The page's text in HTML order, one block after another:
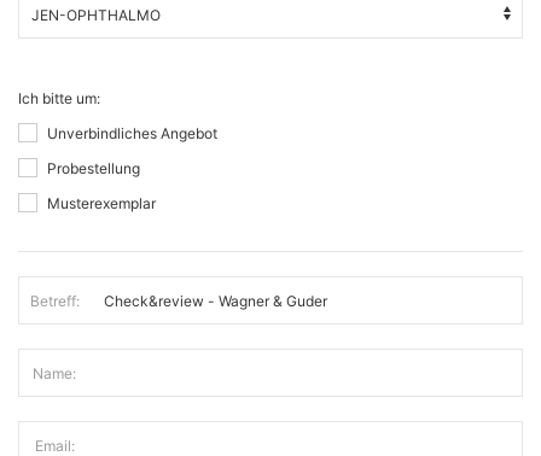
Ich bitte um:
Unverbindliches Angebot
Probestellung
Musterexemplar
Betreff:
Name:
Email: